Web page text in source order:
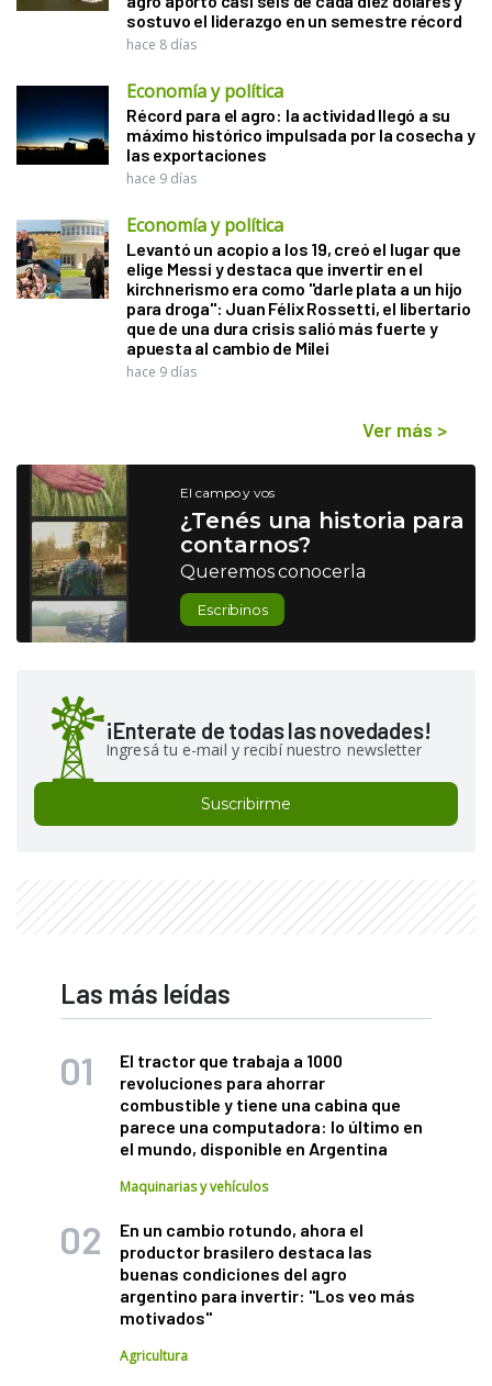
sostuvo el liderazgo en un semestre récord
hace 8 días
Economía y política
Récord para el agro: la actividad llegó a su
máximo histórico impulsada por la cosecha y
las exportaciones
hace 9 días
Economía y política
Levantó un acopio a los 19, creó el lugar que
elige Messi y destaca que invertir en el
kirchnerismo era como "darle plata a un hijo
para droga": Juan Félix Rossetti, el libertario
que de una dura crisis salió más fuerte y
apuesta al cambio de Milei
hace 9 días
Ver más >
El campo y vos
¿Tenés una historia para
contarnos?
Queremos conocerla
Escribinos
¡Enterate de todas las novedades!
Ingresá tu e-mail y recibí nuestro newsletter
Suscribirme
Las más leídas
El tractor que trabaja a 1000
revoluciones para ahorrar
combustible y tiene una cabina que
parece una computadora: lo último en
el mundo, disponible en Argentina
Maquinarias y vehículos
En un cambio rotundo, ahora el
productor brasilero destaca las
buenas condiciones del agro
argentino para invertir: "Los veo más
motivados"
Agricultura